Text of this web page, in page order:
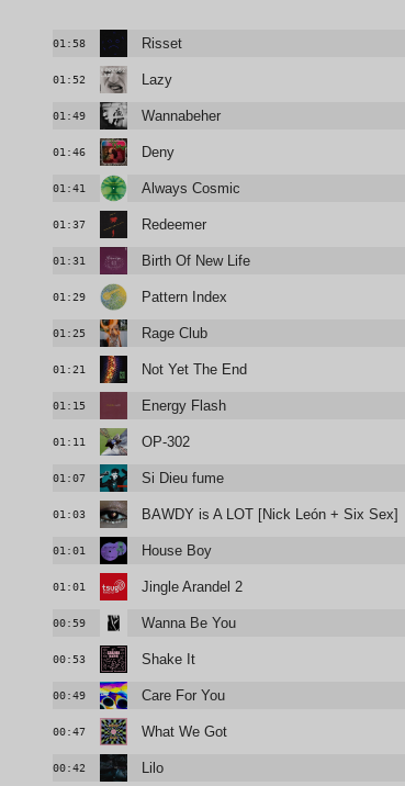
01:58 Risset
01:52 Lazy
01:49 Wannabeher
01:46 Deny
01:41 Always Cosmic
01:37 Redeemer
01:31 Birth Of New Life
01:29 Pattern Index
01:25 Rage Club
01:21 Not Yet The End
01:15 Energy Flash
01:11 OP-302
01:07 Si Dieu fume
01:03 BAWDY is A LOT [Nick León + Six Sex]
01:01 House Boy
01:01 Jingle Arandel 2
00:59 Wanna Be You
00:53 Shake It
00:49 Care For You
00:47 What We Got
00:42 Lilo